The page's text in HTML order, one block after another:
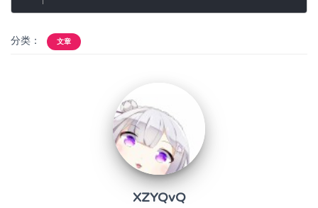
分类： 文章
XZYQvQ